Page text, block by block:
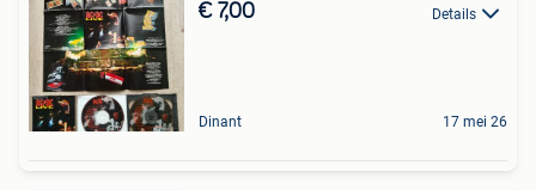
€ 7,00 Details
Dinant 17 mei 26